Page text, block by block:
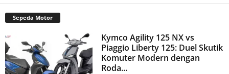
Sepeda Motor
Kymco Agility 125 NX vs
Piaggio Liberty 125: Duel Skutik
Komuter Modern dengan
Roda...